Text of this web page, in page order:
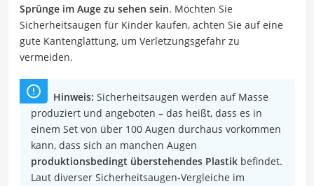
Sprünge im Auge zu sehen sein. Möchten Sie
Sicherheitsaugen für Kinder kaufen, achten Sie auf eine
gute Kantenglättung, um Verletzungsgefahr zu
vermeiden.
Hinweis: Sicherheitsaugen werden auf Masse
produziert und angeboten – das heißt, dass es in
einem Set von über 100 Augen durchaus vorkommen
kann, dass sich an manchen Augen
produktionsbedingt überstehendes Plastik befindet.
Laut diverser Sicherheitsaugen-Vergleiche im